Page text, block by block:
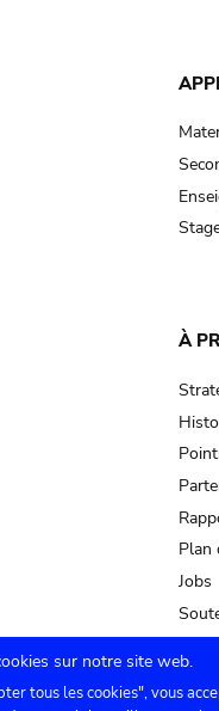
À
Plan
Jobs
sur notre site web.
tous les cookies", vous